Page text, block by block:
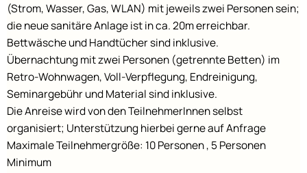
(Strom, Wasser, Gas, WLAN) mit jeweils zwei Personen sein;
die neue sanitäre Anlage ist in ca. 20m erreichbar.
Bettwäsche und Handtücher sind inklusive.
Übernachtung mit zwei Personen (getrennte Betten) im
Retro-Wohnwagen, Voll-Verpflegung, Endreinigung,
Seminargebühr und Material sind inklusive.
Die Anreise wird von den TeilnehmerInnen selbst
organisiert; Unterstützung hierbei gerne auf Anfrage
Maximale Teilnehmergröße: 10 Personen , 5 Personen
Minimum